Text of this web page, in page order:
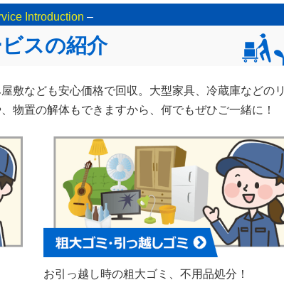
Introduction –
スの紹介
敷なども安心価格で回収。大型家具、冷蔵庫などのリ
物置の解体もできますから、何でもぜひご一緒に！
お引っ越し時の粗大ゴミ、不用品処分！